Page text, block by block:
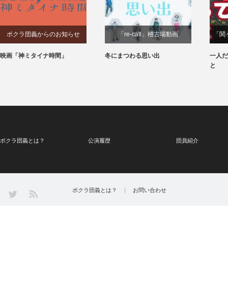
ボクラ団義からのお知らせ
映画「神ミタイナ時間」
「re-call」稽古場動画
冬にまつわる思い出
「
一人
と
ボクラ団義とは？ 公演履歴 団員紹介
Twitter ボクラ団義とは？ お問い合わせ